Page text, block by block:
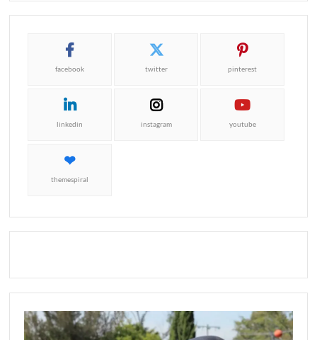
facebook twitter pinterest
linkedin instagram youtube
themespiral